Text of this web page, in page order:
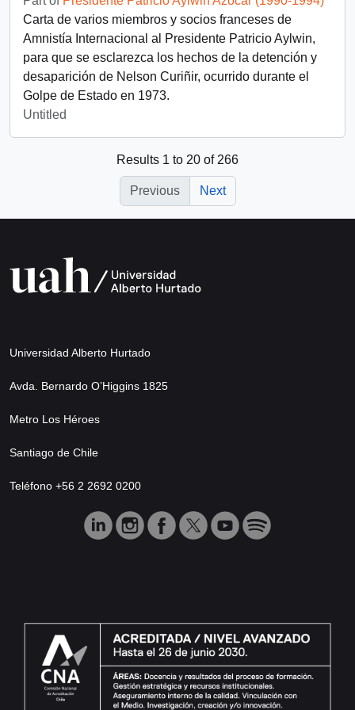
Carta de varios miembros y socios franceses de
Amnistía Internacional al Presidente Patricio Aylwin,
para que se esclarezca los hechos de la detención y
desaparición de Nelson Curiñir, ocurrido durante el
Golpe de Estado en 1973.
Untitled
Results 1 to 20 of 266
Previous Next
Universidad Alberto Hurtado
Avda. Bernardo O’Higgins 1825
Metro Los Héroes
Santiago de Chile
Teléfono +56 2 2692 0200